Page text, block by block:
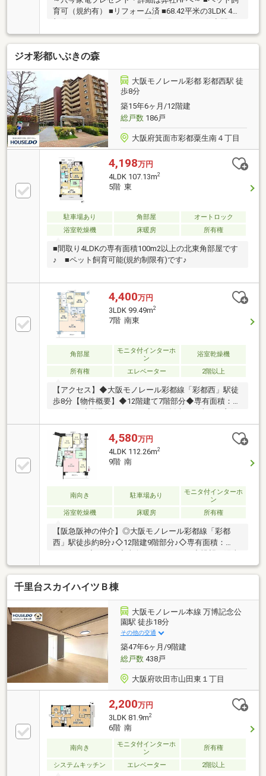
育可（規約有） ■リフォーム済 ■68.42平米の3LDK 4階
ッキリ！全居室収納
ジオ彩都いぶきの森
大阪モノレール彩都 彩都西駅 徒
歩8分
築15年6ヶ月/12階建
総戸数186戸
大阪府箕面市彩都粟生南４丁目
4,198万円
4LDK 107.13m2
5階 東
駐車場あり 角部屋
オートロック
浴室乾燥機
床暖房 所有権
■間取り4LDKの専有面積100m2以上の北東角部屋です
♪ ■ペット飼育可能(規約制限有)です♪
4,400万円
3LDK 99.49m2
7階 南東
角部屋
モニタ付インターホ
ン
浴室乾燥機
所有権 エレベーター 2階以上
【アクセス】◆大阪モノレール彩都線「彩都西」駅徒
歩8分【物件概要】◆12階建て7階部分◆専有面積：
99.49m2◆間取り3LDK＋N◆二面採光で日当たり良好
◆南東向きバルコニー◆豊富な収納◆ペット飼育可能
2024年頃5.2帖部分クロス張替え、給湯器交換間取り変
更４LDK→３LDK【周辺環境】◆箕面市立彩都の丘小
学校徒歩14分◆箕面市立彩都の丘中学校徒歩14分◆
ラ・ムー彩都店徒歩9分◆業務スーパー彩都店徒歩13
4,580万円
4LDK 112.26m2
9階 南
南向き 駐車場あり
モニタ付インターホ
ン
浴室乾燥機
床暖房 所有権
【阪急阪神の仲介】◎大阪モノレール彩都線「彩都
西」駅徒歩約8分♪◇12階建9階部分♪◇専有面積：
112.26㎡♪◇4LDK♪◇南向きバルコニー♪◇眺望・陽当
り・通風良好♪◇浴室に窓有♪浴室の窓から広がるパノ
ラマ♪◇キッチンにはディスポーザー♪◇室内丁寧にお
使いです♪◇ペット飼育可♪（規約による制限有）■主
な設備■・食器洗乾燥機・ディスポーザー・ハンドシ
ャワー水栓・ビルトイン浄水器・ガス温水式床暖房
（LD） ・ガス式浴室暖房乾燥機（ミストサウナ
付）・浴槽（浴室サイズ1620）担当上山のおすすめ物
件です！是非一度、現地をご確認ください！
千里台スカイハイツＢ棟
大阪モノレール本線 万博記念公
園駅 徒歩18分
その他の交通
築47年6ヶ月/9階建
総戸数438戸
大阪府吹田市山田東１丁目
2,200万円
3LDK 81.9m2
6階 南
南向き
モニタ付インターホ
ン
所有権
システムキッチン エレベーター 2階以上